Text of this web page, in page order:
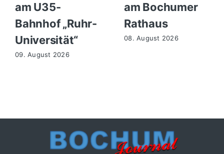
am U35-
Bahnhof „Ruhr-
Universität“
09. August 2026
am Bochumer
Rathaus
08. August 2026